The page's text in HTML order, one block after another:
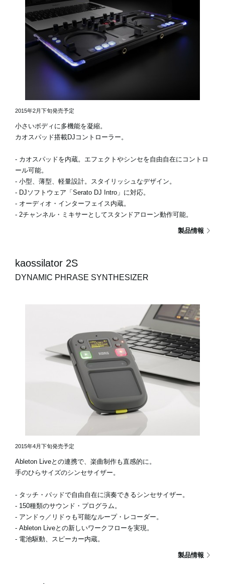
2015年2月下旬発売予定
小さいボディに多機能を凝縮。
カオスパッド搭載DJコントローラー。
- カオスパッドを内蔵。エフェクトやシンセを自由自在にコントロ
ール可能。
- 小型、薄型、軽量設計。スタイリッシュなデザイン。
- DJソフトウェア「Serato DJ Intro」に対応。
- オーディオ・インターフェイス内蔵。
- 2チャンネル・ミキサーとしてスタンドアローン動作可能。
製品情報
kaossilator 2S
DYNAMIC PHRASE SYNTHESIZER
2015年4月下旬発売予定
Ableton Liveとの連携で、楽曲制作も直感的に。
手のひらサイズのシンセサイザー。
- タッチ・パッドで自由自在に演奏できるシンセサイザー。
- 150種類のサウンド・プログラム。
- アンドゥ／リドゥも可能なループ・レコーダー。
- Ableton Liveとの新しいワークフローを実現。
- 電池駆動、スピーカー内蔵。
製品情報